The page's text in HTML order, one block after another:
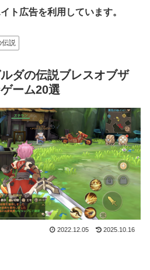
ト広告を利用しています。
説
ダの伝説ブレスオブザ
ーム20選
2022.12.05 2025.10.16